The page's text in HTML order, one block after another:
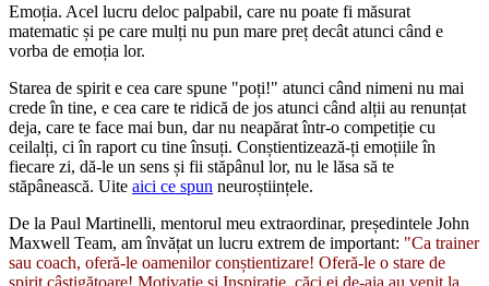
Emoția. Acel lucru deloc palpabil, care nu poate fi măsurat
matematic și pe care mulți nu pun mare preț decât atunci când e
vorba de emoția lor.
Starea de spirit e cea care spune "poți!" atunci când nimeni nu mai
crede în tine, e cea care te ridică de jos atunci când alții au renunțat
deja, care te face mai bun, dar nu neapărat într-o competiție cu
ceilalți, ci în raport cu tine însuți. Conștientizează-ți emoțiile în
fiecare zi, dă-le un sens și fii stăpânul lor, nu le lăsa să te
stăpânească. Uite aici ce spun neuroștiințele.
De la Paul Martinelli, mentorul meu extraordinar, președintele John
Maxwell Team, am învățat un lucru extrem de important: "Ca trainer
sau coach, oferă-le oamenilor conștientizare! Oferă-le o stare de
spirit câștigătoare! Motivație și Inspirație, căci ei de-aia au venit la